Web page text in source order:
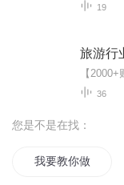
19
旅游行
36
您是不是在找：
我要教你做人